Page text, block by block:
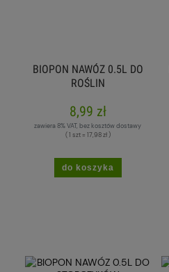
BIOPON NAWÓZ 0.5L DO
ROŚLIN
8,99 zł
zawiera 8% VAT, bez kosztów dostawy
( 1 szt = 17,98 zł )
do koszyka